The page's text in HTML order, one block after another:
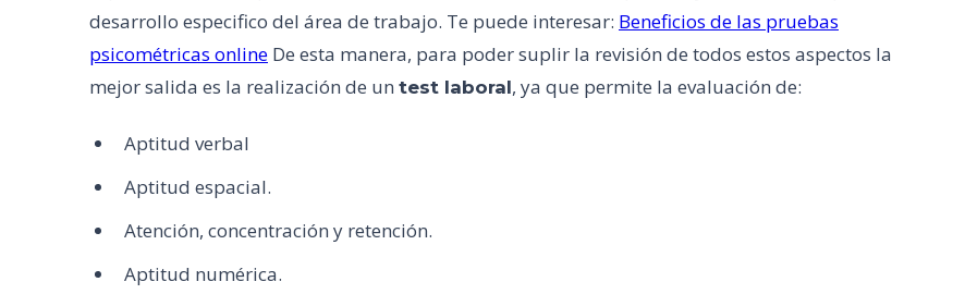
desarrollo especifico del área de trabajo. Te puede interesar: Beneficios de las pruebas
psicométricas online De esta manera, para poder suplir la revisión de todos estos aspectos la
mejor salida es la realización de un test laboral, ya que permite la evaluación de:
Aptitud verbal
Aptitud espacial.
Atención, concentración y retención.
Aptitud numérica.